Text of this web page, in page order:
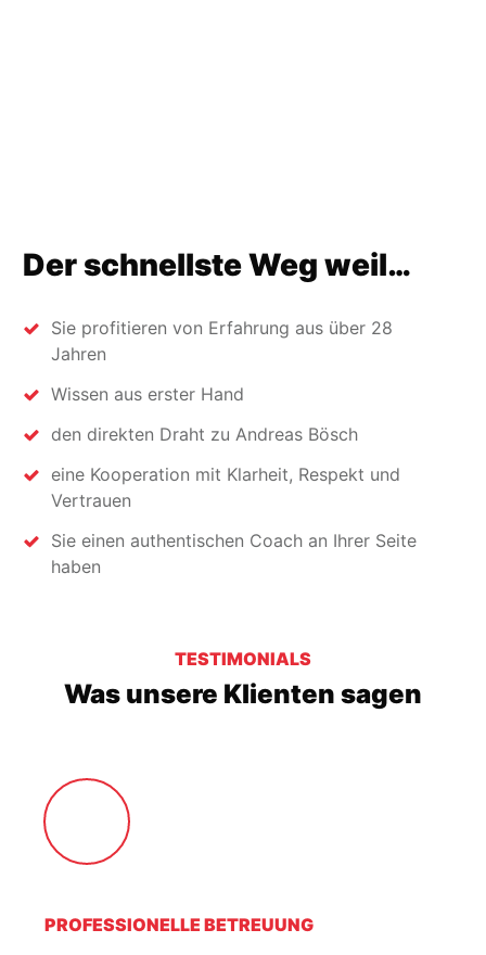
Der schnellste Weg weil…
Sie profitieren von Erfahrung aus über 28
Jahren
Wissen aus erster Hand
den direkten Draht zu Andreas Bösch
eine Kooperation mit Klarheit, Respekt und
Vertrauen
Sie einen authentischen Coach an Ihrer Seite
haben
TESTIMONIALS
Was unsere Klienten sagen
PROFESSIONELLE BETREUUNG